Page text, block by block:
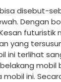
disebut-
Dengan
futuristik
yang
ini terlihat
mobil
ini.